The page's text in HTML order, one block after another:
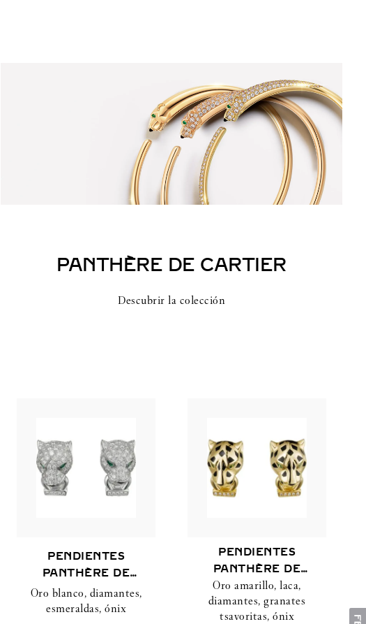
PANTHÈRE DE CARTIER
Descubrir la colección
PENDIENTES
PANTHÈRE DE
CARTIER
Oro blanco, diamantes,
esmeraldas, ónix
PENDIENTES
PANTHÈRE DE
CARTIER
Oro amarillo, laca,
diamantes, granates
tsavoritas, ónix